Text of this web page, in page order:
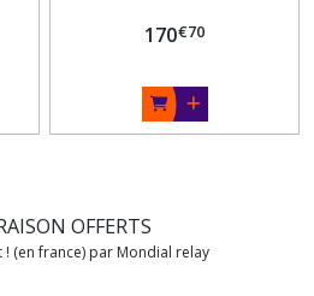
170€70
OFFERTS
! (en france) par Mondial relay